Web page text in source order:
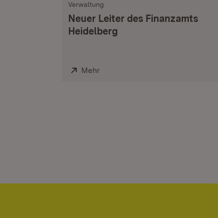
Verwaltung
Neuer Leiter des Finanzamts
Heidelberg
Extern:
Mehr(Öffnet in neuem Fenster)